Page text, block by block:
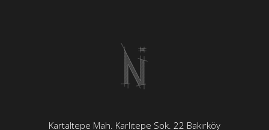
Kartaltepe Mah. Karlıtepe Sok. 22 Bakırköy